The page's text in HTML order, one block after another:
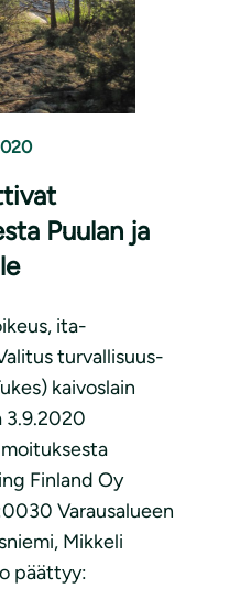
Puulan ja
ita-
turvallisuus-
kaivoslain
3.9.2020
Finland Oy
Varausalueen
Mikkeli
päättyy: